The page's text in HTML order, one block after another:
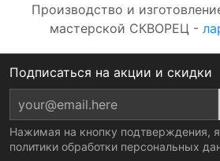
Производство и
мастерской СКВОРЕЦ -
Подписаться на акции и скидки
Нажимая на кнопку подтверждения,
политики обработки персональных